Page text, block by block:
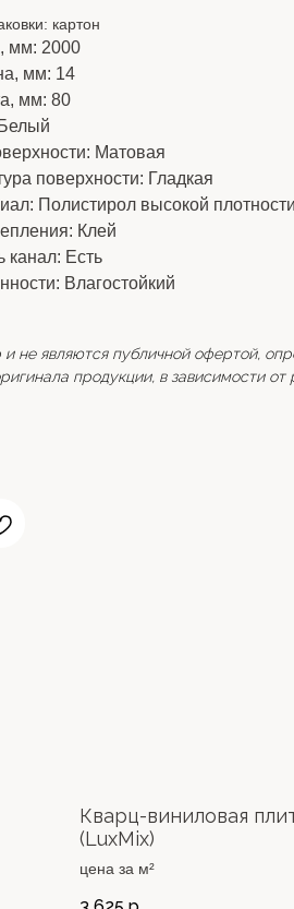
картон
мм: 2000
мм: 14
мм: 80
Матовая
поверхности: Гладкая
Полистирол высокой плотности
Клей
канал: Есть
Влагостойкий
не являются публичной офертой,
продукции, в зависимости
Кварц-виниловая
(LuxMix)
цена за м²